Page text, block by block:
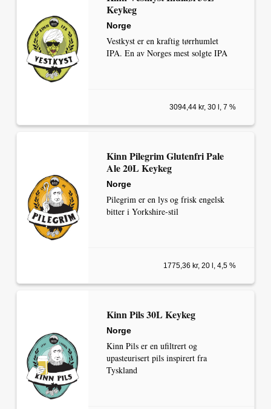
Keykeg
Norge
Vestkyst er en kraftig tørrhumlet
IPA. En av Norges mest solgte IPA
3094,44 kr, 30 l, 7 %
Kinn Pilegrim Glutenfri Pale
Ale 20L Keykeg
Norge
Pilegrim er en lys og frisk engelsk
bitter i Yorkshire-stil
1775,36 kr, 20 l, 4,5 %
Kinn Pils 30L Keykeg
Norge
Kinn Pils er en ufiltrert og
upasteurisert pils inspirert fra
Tyskland